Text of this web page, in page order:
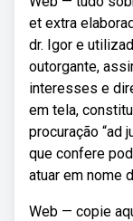
et extra
dr. Igor e
outorgante,
interesses e
em tela,
procuração “ad
que confere
atuar em nome
Web — copie